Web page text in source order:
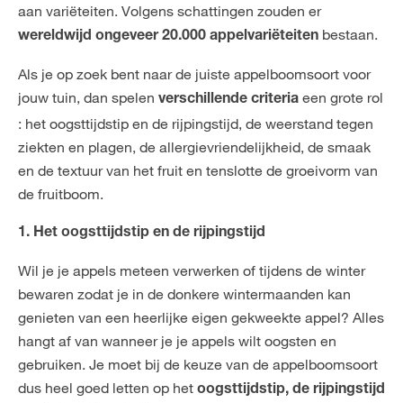
aan variëteiten. Volgens schattingen zouden er
wereldwijd ongeveer 20.000 appelvariëteiten bestaan.
Als je op zoek bent naar de juiste appelboomsoort voor
jouw tuin, dan spelen verschillende criteria een grote rol
: het oogsttijdstip en de rijpingstijd, de weerstand tegen
ziekten en plagen, de allergievriendelijkheid, de smaak
en de textuur van het fruit en tenslotte de groeivorm van
de fruitboom.
1. Het oogsttijdstip en de rijpingstijd
Wil je je appels meteen verwerken of tijdens de winter
bewaren zodat je in de donkere wintermaanden kan
genieten van een heerlijke eigen gekweekte appel? Alles
hangt af van wanneer je je appels wilt oogsten en
gebruiken. Je moet bij de keuze van de appelboomsoort
dus heel goed letten op het oogsttijdstip, de rijpingstijd